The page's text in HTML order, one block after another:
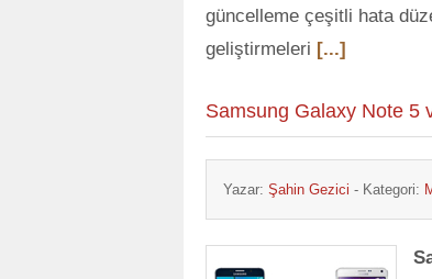
güncelleme çeşitli hata
geliştirmeleri [...]
Samsung Galaxy Note 5
Yazar: Şahin Gezici - Kategori: